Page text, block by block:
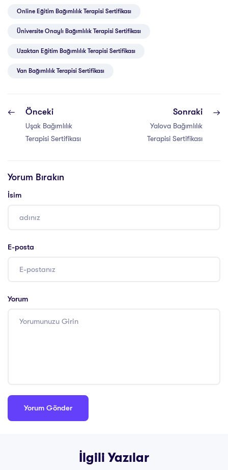
Online Eğitim Bağımlılık Terapisi Sertifikası
Üniversite Onaylı Bağımlılık Terapisi Sertifikası
Uzaktan Eğitim Bağımlılık Terapisi Sertifikası
Van Bağımlılık Terapisi Sertifikası
Önceki
Uşak Bağımlılık
Terapisi Sertifikası
Sonraki
Yalova Bağımlılık
Terapisi Sertifikası
Yorum Bırakın
İsim
E-posta
Yorum
İlgili Yazılar